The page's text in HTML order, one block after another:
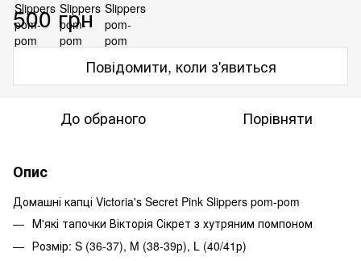
500 грн
Повідомити, коли з'явиться
До обраного Порівняти
Опис
Домашні капці Victoria's Secret Pink Slippers pom-pom
М'які тапочки Вікторія Сікрет з хутряним помпоном
Розмір: S (36-37), M (38-39р), L (40/41р)